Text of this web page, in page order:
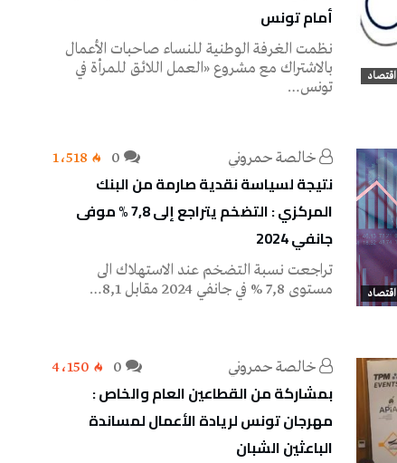
اقتصاد
أمام تونس
نظمت الغرفة الوطنية للنساء صاحبات الأعمال
بالاشتراك مع مشروع «العمل اللائق للمرأة في
تونس…
اقتصاد
خالصة حمروني 1٬518
نتيجة لسياسة نقدية صارمة من البنك
المركزي : التضخم يتراجع إلى 7,8 % موفى
جانفي 2024
تراجعت نسبة التضخم عند الاستهلاك الى
مستوى 7,8 % في جانفي 2024 مقابل 8,1…
خالصة حمروني 4٬150
بمشاركة من القطاعين العام والخاص :
مهرجان تونس لريادة الأعمال لمساندة
الباعثين الشبان